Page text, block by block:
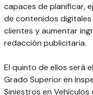
capaces de planificar,
de contenidos
clientes y aumentar
redacción publicitaria.
El quinto de ellos será
Grado Superior en
Siniestros en